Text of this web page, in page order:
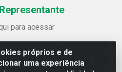
próprios e de
uma experiência
para acessar
Novolar Ltda
430 - Prazeres - Jaboatão dos